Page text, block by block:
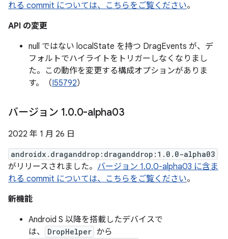
れる commit については、こちらをご覧ください。
API の変更
null ではない localState を持つ DragEvents が、デ
フォルトでハイライトをトリガーしなくなりまし
た。この動作を変更する構成オプションがありま
す。（I55792）
バージョン 1.0.0-alpha03
2022 年 1 月 26 日
androidx.draganddrop:draganddrop:1.0.0-alpha03
がリリースされました。 バージョン 1.0.0-alpha03 に含ま
れる commit については、こちらをご覧ください。
新機能
Android S 以降を搭載したデバイスで
は、
DropHelper から